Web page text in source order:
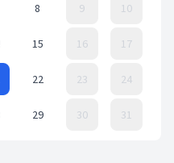
8 9 10
15 16 17
22 23 24
29 30 31